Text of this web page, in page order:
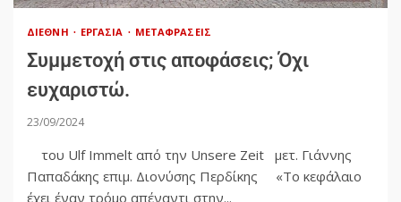
ΔΙΕΘΝΉ ΕΡΓΑΣΊΑ ΜΕΤΑΦΡΆΣΕΙΣ
Συμμετοχή στις αποφάσεις; Όχι
ευχαριστώ.
23/09/2024
του Ulf Immelt από την Unsere Zeit μετ. Γιάννης
Παπαδάκης επιμ. Διονύσης Περδίκης «Το κεφάλαιο
έχει έναν τρόμο απέναντι στην...